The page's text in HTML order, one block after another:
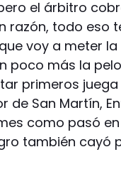
el árbitro
razón, todo eso
voy a meter
poco más la
primeros
San Martín,
como pasó
también cayó